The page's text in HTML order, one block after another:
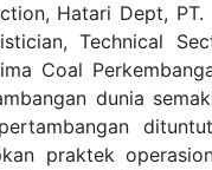
Hatari Dept,
Technical
Coal
dunia
praktek